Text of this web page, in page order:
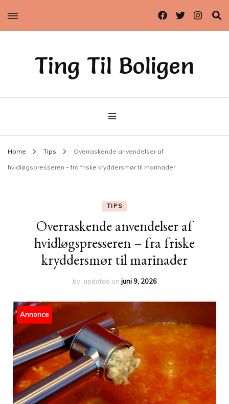
Ting Til Boligen
Home Tips Overraskende anvendelser af
hvidløgspresseren – fra friske kryddersmør til marinader
TIPS
Overraskende anvendelser af
hvidløgspresseren – fra friske
kryddersmør til marinader
by updated on juni 9, 2026
Annonce